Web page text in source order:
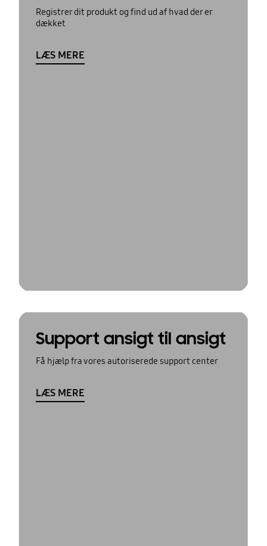
Registrer dit produkt og find ud af hvad der er
dækket
LÆS MERE
Support ansigt til ansigt
Få hjælp fra vores autoriserede support center
LÆS MERE